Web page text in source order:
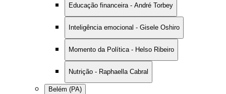
Educação financeira - André Torbey
Inteligência emocional - Gisele Oshiro
Momento da Política - Helso Ribeiro
Nutrição - Raphaella Cabral
Belém (PA)